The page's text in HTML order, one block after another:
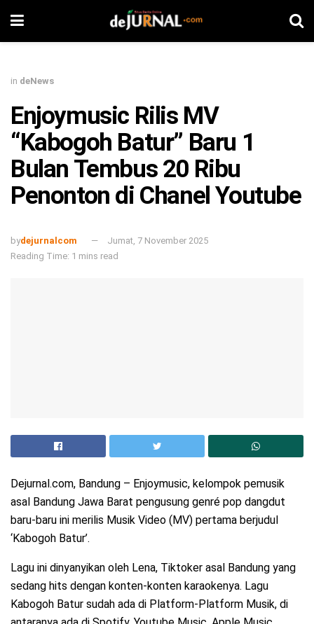
in deNews
Enjoymusic Rilis MV
“Kabogoh Batur” Baru 1
Bulan Tembus 20 Ribu
Penonton di Chanel Youtube
bydejurnalcom
Jumat, 7 November 2025
Reading Time: 1 mins read
Dejurnal.com, Bandung – Enjoymusic, kelompok pemusik
asal Bandung Jawa Barat pengusung genré pop dangdut
baru-baru ini merilis Musik Video (MV) pertama berjudul
‘Kabogoh Batur’.
Lagu ini dinyanyikan oleh Lena, Tiktoker asal Bandung yang
sedang hits dengan konten-konten karaokenya. Lagu
Kabogoh Batur sudah ada di Platform-Platform Musik, di